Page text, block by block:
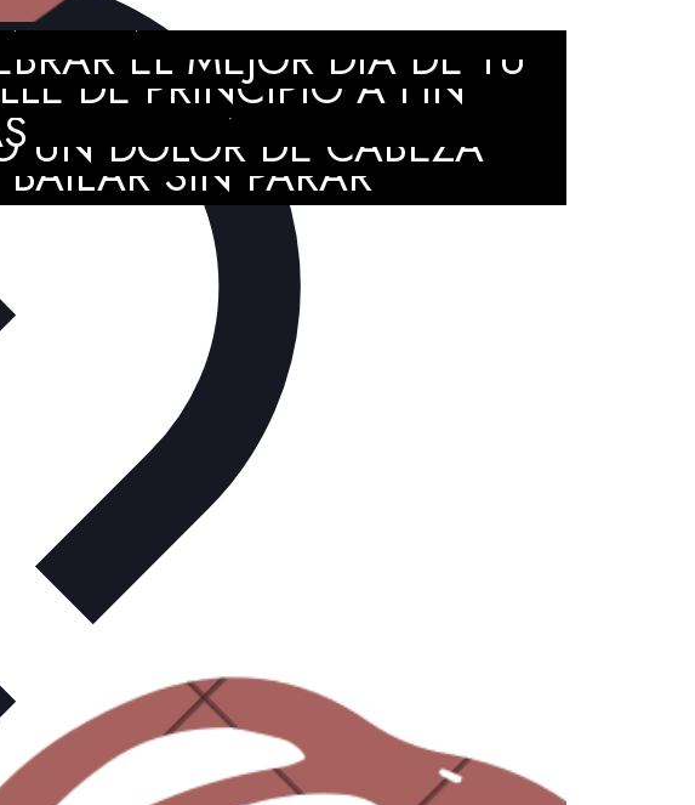
EN EL PASO A PASO DE
EL MEJOR DÍA DE TU
DE PRINCIPIO A FIN
CREATIVA QUE HARÁ
UN DOLOR DE CABEZA
SIN PARAR